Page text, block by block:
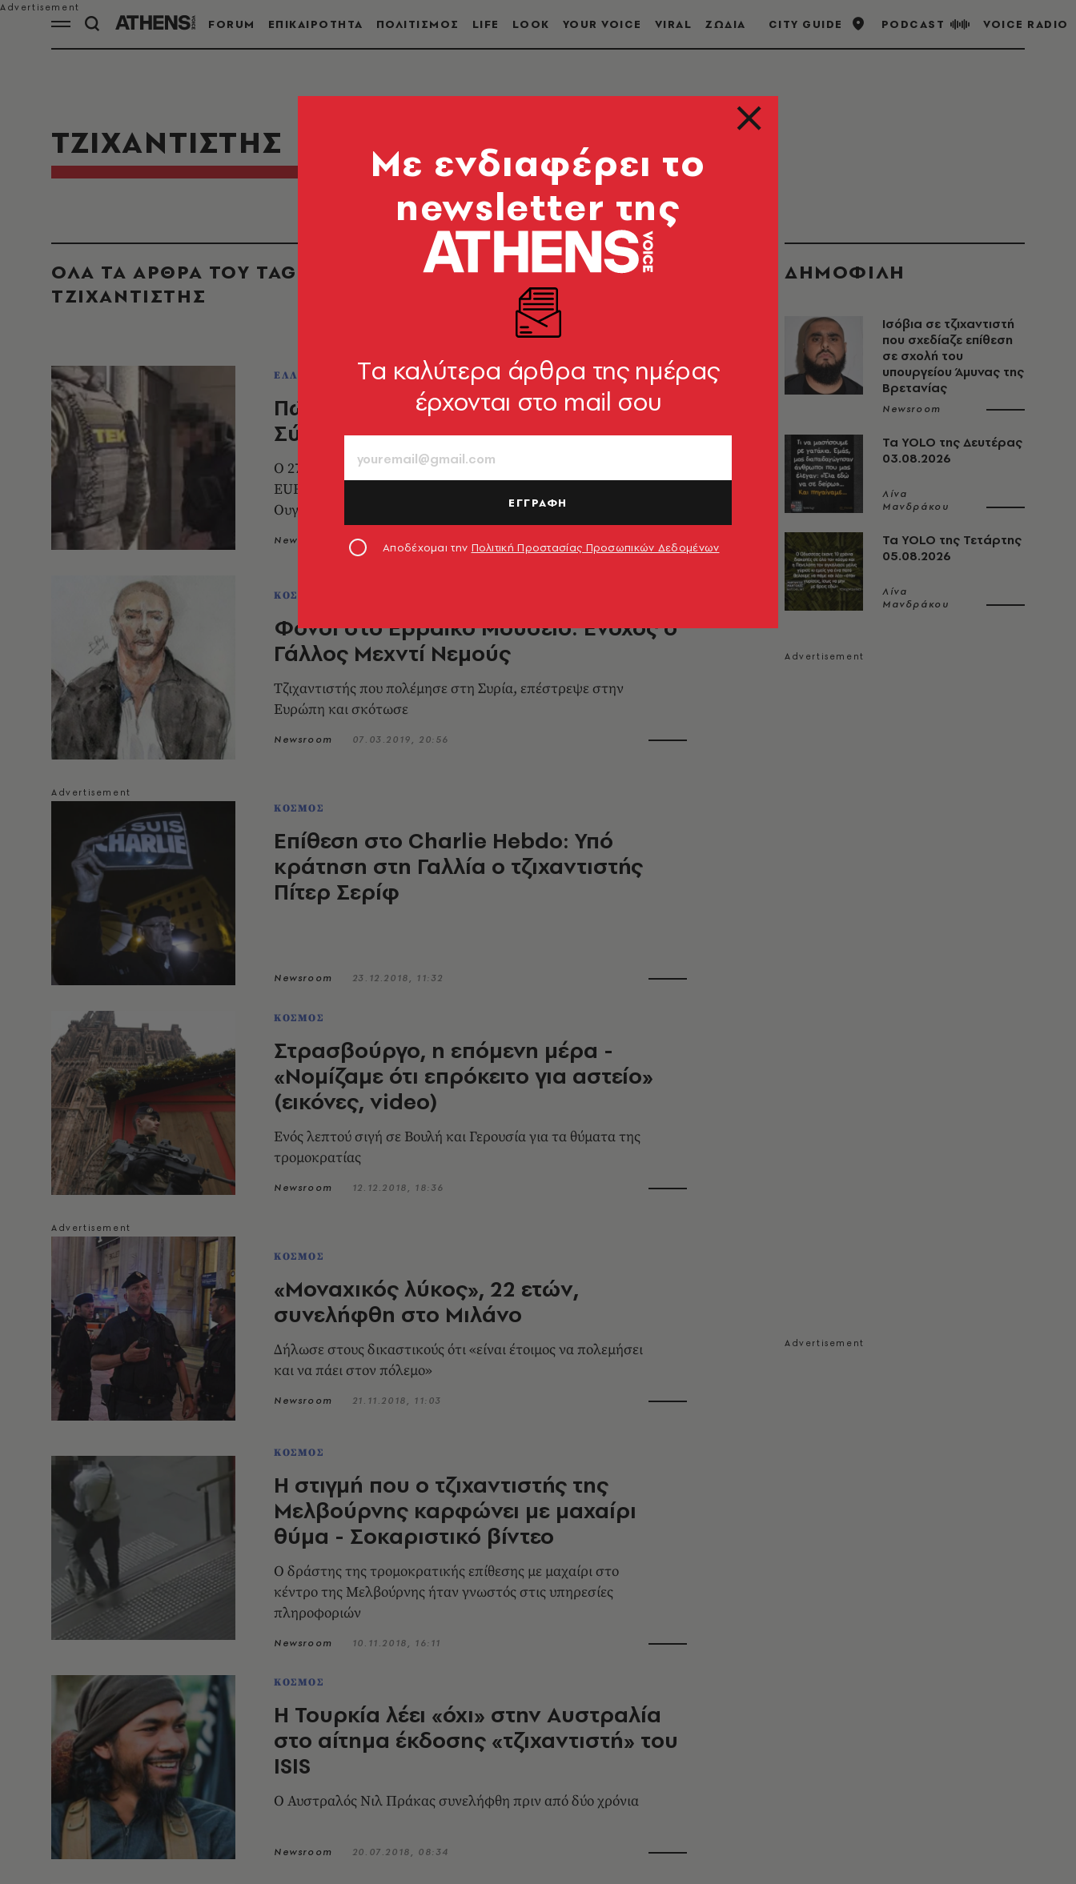
FORUM ΕΠΙΚΑΙΡΟΤΗΤΑ ΠΟΛΙΤΙΣΜΟΣ LIFE LOOK YOUR VOICE VIRAL ΖΩΔΙΑ CITY GUIDE PODCAST VOICE RADIO
ΤΖΙΧΑΝΤΙΣΤΗΣ
ΟΛΑ ΤΑ ΑΡΘΡΑ ΤΟΥ TAG
ΤΖΙΧΑΝΤΙΣΤΗΣ
ΕΛΛΑΔΑ
Πώς αποκαλύφθηκε το θρίλερ με τον
Σύρο τζιχαντιστή στην Ελλάδα
Ο 27χρονος είχε περάσει από όλους τους ελέγχους
EUROPOL, Ιντερπόλ και Σένγκεν πριν καταλήξει στην
Ουγγαρία
Newsroom 27.03.2019, 20:24
ΚΟΣΜΟΣ
Φόνοι στο Εβραϊκό Μουσείο: Ένοχος ο
Γάλλος Μεχντί Νεμούς
Τζιχαντιστής που πολέμησε στη Συρία, επέστρεψε στην
Ευρώπη και σκότωσε
Newsroom 07.03.2019, 20:56
ΚΟΣΜΟΣ
Επίθεση στο Charlie Hebdo: Υπό
κράτηση στη Γαλλία ο τζιχαντιστής
Πίτερ Σερίφ
Newsroom 23.12.2018, 11:32
ΚΟΣΜΟΣ
Στρασβούργο, η επόμενη μέρα -
«Νομίζαμε ότι επρόκειτο για αστείο»
(εικόνες, video)
Ενός λεπτού σιγή σε Βουλή και Γερουσία για τα θύματα της
τρομοκρατίας
Newsroom 12.12.2018, 18:36
ΚΟΣΜΟΣ
«Μοναχικός λύκος», 22 ετών,
συνελήφθη στο Μιλάνο
Δήλωσε στους δικαστικούς ότι «είναι έτοιμος να πολεμήσει
και να πάει στον πόλεμο»
Newsroom 21.11.2018, 11:03
ΚΟΣΜΟΣ
Η στιγμή που ο τζιχαντιστής της
Μελβούρνης καρφώνει με μαχαίρι
θύμα - Σοκαριστικό βίντεο
Ο δράστης της τρομοκρατικής επίθεσης με μαχαίρι στο
κέντρο της Μελβούρνης ήταν γνωστός στις υπηρεσίες
πληροφοριών
Newsroom 10.11.2018, 16:11
ΚΟΣΜΟΣ
Η Τουρκία λέει «όχι» στην Αυστραλία
στο αίτημα έκδοσης «τζιχαντιστή» του
ISIS
Ο Αυστραλός Νιλ Πράκας συνελήφθη πριν από δύο χρόνια
Newsroom 20.07.2018, 08:34
ΔΗΜΟΦΙΛΗ
Ισόβια σε τζιχαντιστή
που σχεδίαζε επίθεση
σε σχολή του
υπουργείου Άμυνας της
Βρετανίας
Newsroom
Τα YOLO της Δευτέρας
03.08.2026
Λίνα
Μανδράκου
Τα YOLO της Τετάρτης
05.08.2026
Λίνα
Μανδράκου
Mε ενδιαφέρει το
newsletter της
Tα καλύτερα άρθρα της ημέρας
έρχονται στο mail σου
ΕΓΓΡΑΦΗ
Αποδέχομαι την Πολιτική Προστασίας Προσωπικών Δεδομένων